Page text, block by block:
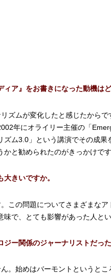
』をお書きになった動機はど
ズムが変化したと感じたから
年にオライリー主催の「
ズム3.0」という講演でその成
と勧められたのがきっかけです
きいですか。
この問題についてさまざまな
で、とても影響があった人とい
ー関係のジャーナリストだった
。始めはバーモントというと